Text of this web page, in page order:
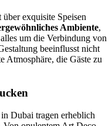
exquisite Speisen
Ambiente,
um die Verbindung von
beeinflusst nicht
Atmosphäre, die Gäste zu
Dubai tragen erheblich